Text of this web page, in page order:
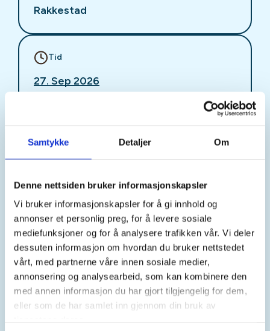
Samtykke Detaljer Om
Denne nettsiden bruker informasjonskapsler
Vi bruker informasjonskapsler for å gi innhold og
annonser et personlig preg, for å levere sosiale
mediefunksjoner og for å analysere trafikken vår. Vi deler
dessuten informasjon om hvordan du bruker nettstedet
vårt, med partnerne våre innen sosiale medier,
annonsering og analysearbeid, som kan kombinere den
med annen informasjon du har gjort tilgjengelig for dem,
eller som de har samlet inn gjennom din bruk av
Rakkestad
Tid
27. Sep 2026
Arrangør
Kontaktperson
DNT Indre Østfold
91+88+30+35
indreostfold@dnt.no
Her på Steketangen bodde oppfinneren Gunerius